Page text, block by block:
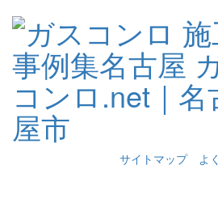
サイトマップ よ